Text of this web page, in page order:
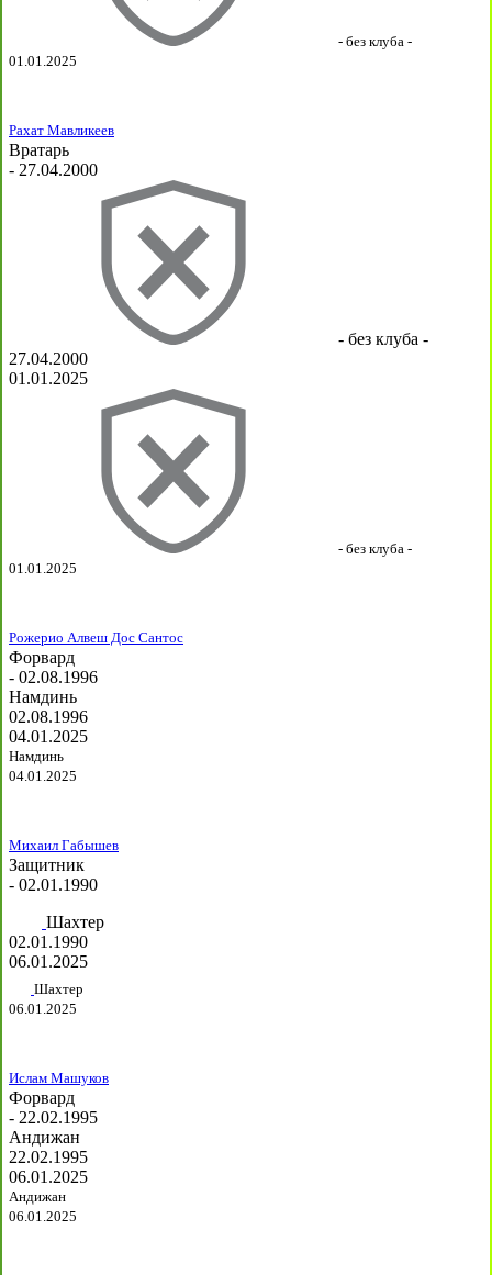
- без клуба -
01.01.2025
Рахат Мавликеев
Вратарь
- 27.04.2000
- без клуба -
27.04.2000
01.01.2025
- без клуба -
01.01.2025
Рожерио Алвеш Дос Сантос
Форвард
- 02.08.1996
Намдинь
02.08.1996
04.01.2025
Намдинь
04.01.2025
Михаил Габышев
Защитник
- 02.01.1990
Шахтер
02.01.1990
06.01.2025
Шахтер
06.01.2025
Ислам Машуков
Форвард
- 22.02.1995
Андижан
22.02.1995
06.01.2025
Андижан
06.01.2025